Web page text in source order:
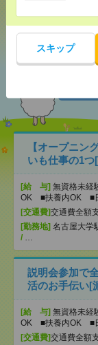
スキップ
あな
【オープニン
いも仕事の1つ
[給 与] 無資格未
OK ■扶養内OK ■
[交通費]交通費全額
[勤務地] 名古屋大学
/ …
説明会参加で
活のお手伝い[
[給 与] 無資格未
OK ■扶養内OK ■
[交通費]交通費全額